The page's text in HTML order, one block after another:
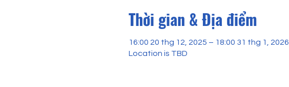
Thời gian & Địa điểm
16:00 20 thg 12, 2025 – 18:00 31 thg 1, 2026
Location is TBD